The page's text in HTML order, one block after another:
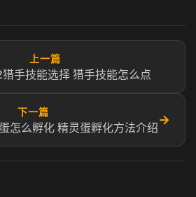
上一篇
手技能选择 猎手技能怎么点
下一篇
怎么孵化 精灵蛋孵化方法介绍
→